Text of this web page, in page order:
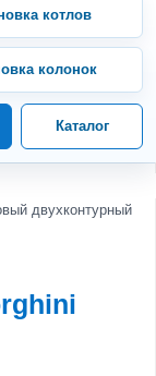
котлов
колонок
Каталог
двухконтурный